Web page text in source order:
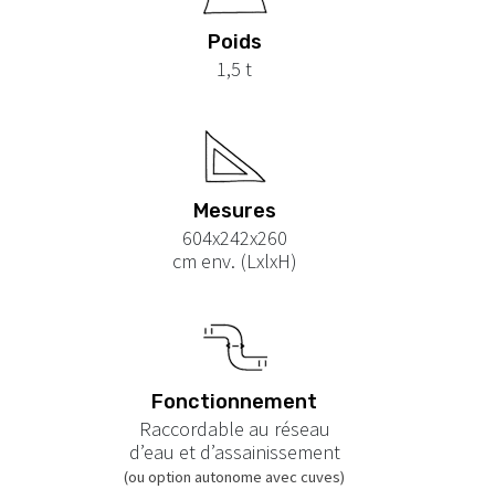
Poids
1,5 t
Mesures
604x242x260
cm env. (LxlxH)
Fonctionnement
Raccordable au réseau
d’eau et d’assainissement
(ou option autonome avec cuves)